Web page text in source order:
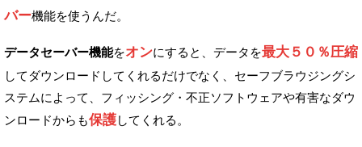
バー機能を使うんだ。
データセーバー機能をオンにすると、データを最大５０％圧縮
して ダウンロードしてくれるだけでなく、 セーフブラウジングシ
ステムによって、フィッシング・不正ソフトウェアや有害なダウ
ンロードからも保護してくれる。